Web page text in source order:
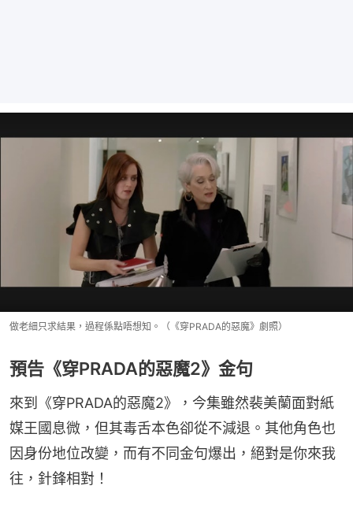
做老細只求結果，過程係點唔想知。（《穿PRADA的惡魔》劇照）
預告《穿PRADA的惡魔2》金句
來到《穿PRADA的惡魔2》，今集雖然裴美蘭面對紙
媒王國息微，但其毒舌本色卻從不減退。其他角色也
因身份地位改變，而有不同金句爆出，絕對是你來我
往，針鋒相對！